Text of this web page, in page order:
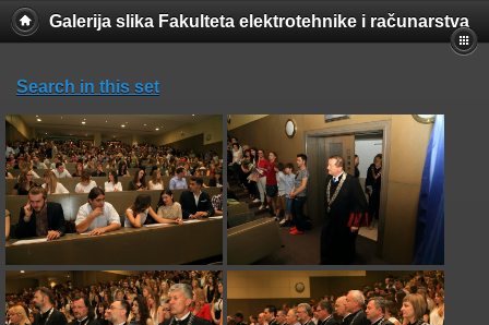
Galerija slika Fakulteta elektrotehnike i računarstva
Search in this set